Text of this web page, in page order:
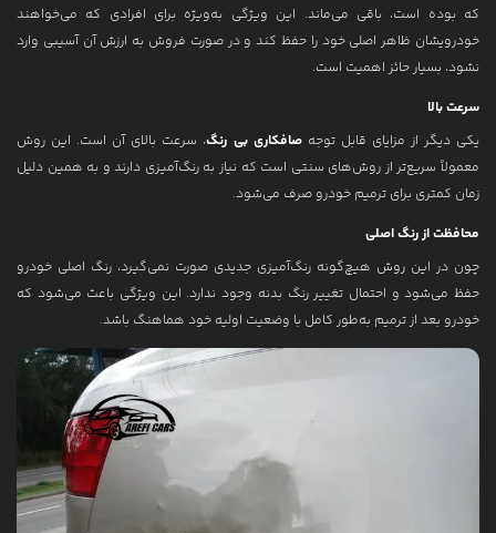
که بوده است، باقی می‌ماند. این ویژگی به‌ویژه برای افرادی که می‌خواهند
خودرویشان ظاهر اصلی خود را حفظ کند و در صورت فروش به ارزش آن آسیبی وارد
نشود، بسیار حائز اهمیت است.
سرعت بالا
یکی دیگر از مزایای قابل توجهصافکاری بی رنگ، سرعت بالای آن است. این روش
معمولاً سریع‌تر از روش‌های سنتی است که نیاز به رنگ‌آمیزی دارند و به همین دلیل
زمان کمتری برای ترمیم خودرو صرف می‌شود.
محافظت از رنگ اصلی
چون در این روش هیچ‌گونه رنگ‌آمیزی جدیدی صورت نمی‌گیرد، رنگ اصلی خودرو
حفظ می‌شود و احتمال تغییر رنگ بدنه وجود ندارد. این ویژگی باعث می‌شود که
خودرو بعد از ترمیم به‌طور کامل با وضعیت اولیه خود هماهنگ باشد.